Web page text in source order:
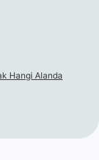
Hangi Alanda